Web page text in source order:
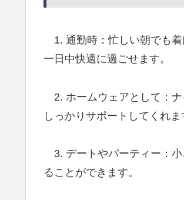
1. 通勤時：忙しい朝でも着
一日中快適に過ごせます。
2. ホームウェアとして：ナ
しっかりサポートしてくれま
3. デートやパーティー：小
ることができます。